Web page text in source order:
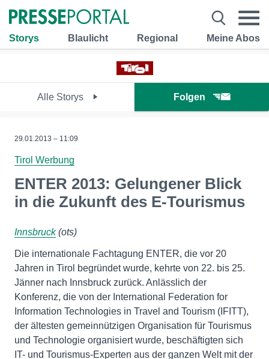
Storys Blaulicht Regional Meine Abos
Alle Storys Folgen
29.01.2013 – 11:09
Tirol Werbung
ENTER 2013: Gelungener Blick
in die Zukunft des E-Tourismus
Innsbruck(ots)
Die internationale Fachtagung ENTER, die vor 20
Jahren in Tirol begründet wurde, kehrte von 22. bis 25.
Jänner nach Innsbruck zurück. Anlässlich der
Konferenz, die von der International Federation for
Information Technologies in Travel and Tourism (IFITT),
der ältesten gemeinnützigen Organisation für Tourismus
und Technologie organisiert wurde, beschäftigten sich
IT- und Tourismus-Experten aus der ganzen Welt mit der